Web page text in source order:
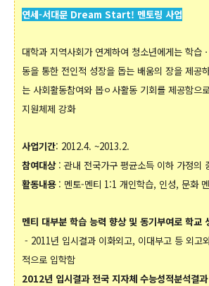
연세-서대문 Dream Start! 멘토링 사업
대학과 지역사회가 연계하여 청소년에게는 학습
동을 통한 전인적 성장을 돕는 배움의 장을 제공
는 사회활동참여와 봅ㅇ사활동 기회를 제공함으
지원체제 강화
사업기간: 2012.4. ~2013.2.
참여대상: 관내 전국가구 평균소득 이하 가정의
활동내용: 멘토-멘티 1:1 개인학습, 인성, 문화
멘티 대부분 학습 능력 향상 및 동기부여로 학교
- 2011년 입시결과 이화외고, 이대부고 등 외고
적으로 입학함
2012년 입시결과 전국 지자체 수능성적분석결